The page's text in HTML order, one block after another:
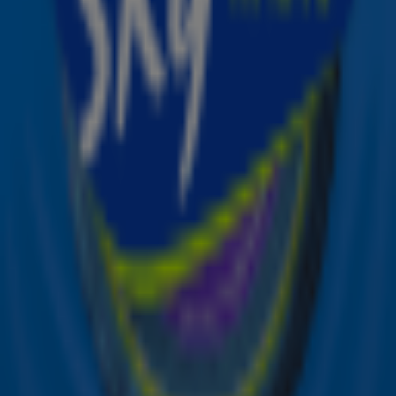
Meld je aan voor de nieuwsbrief van Sky Radio en blijf op
de hoogte van alle leuke winacties en het laatste nieuws
over je favoriete Sky-artiesten.
Meld je aan voor onze wekelijkse nieuwsbrief met daarin
het laatste nieuws en aanbiedingen die wijzelf of in
samenwerking met onze partners organiseren. Je kunt je
op ieder moment afmelden. Zie voor meer informatie de
Online radio luisteren naar Sky Radio